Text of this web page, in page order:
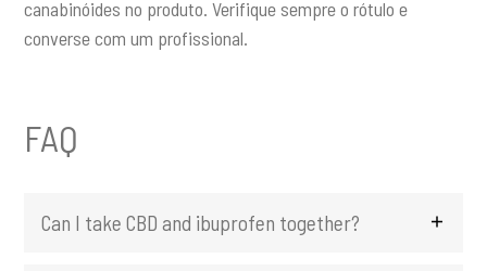
canabinóides no produto. Verifique sempre o rótulo e
converse com um profissional.
FAQ
Can I take CBD and ibuprofen together?